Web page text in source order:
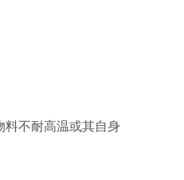
料不耐高温或其自身